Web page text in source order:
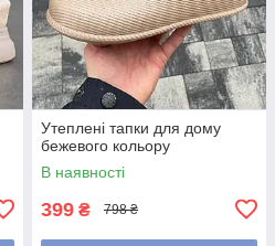
Утеплені тапки для дому
бежевого кольору
В наявності
399 ₴ 798 ₴